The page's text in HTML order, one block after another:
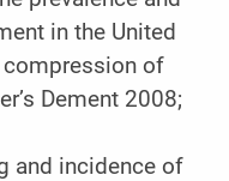
in the United
compression of
Dement 2008;
and incidence of